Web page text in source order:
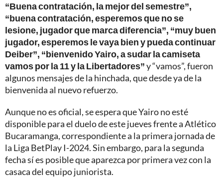
“Buena contratación, la mejor del semestre”,
“buena contratación, esperemos que no se
lesione, jugador que marca diferencia”, “muy buen
jugador, esperemos le vaya bien y pueda continuar
Deiber”, “bienvenido Yairo, a sudar la camiseta
vamos por la 11 y la Libertadores”y “vamos”, fueron
algunos mensajes de la hinchada, que desde ya de la
bienvenida al nuevo refuerzo.
Aunque no es oficial, se espera que Yairo no esté
disponible para el duelo de este jueves frente a Atlético
Bucaramanga, correspondiente a la primera jornada de
la Liga BetPlay I-2024. Sin embargo, para la segunda
fecha sí es posible que aparezca por primera vez con la
casaca del equipo juniorista.